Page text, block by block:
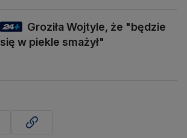
Groziła Wojtyle, że "będzie
się w piekle smażył"